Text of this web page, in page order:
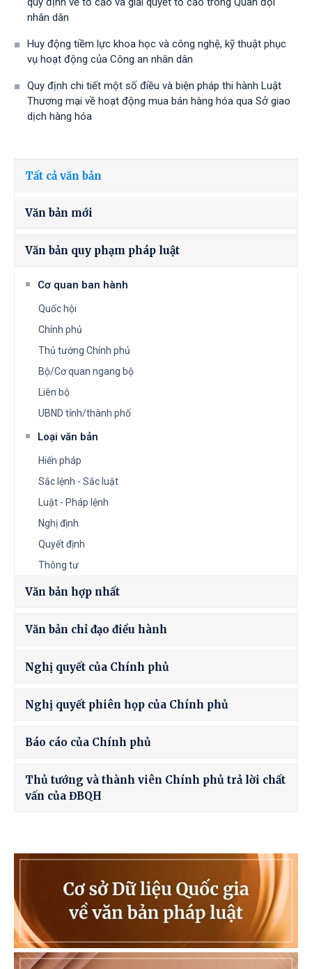
nhân dân
Huy động tiềm lực khoa học và công nghệ, kỹ thuật phục
vụ hoạt động của Công an nhân dân
Quy định chi tiết một số điều và biện pháp thi hành Luật
Thương mại về hoạt động mua bán hàng hóa qua Sở giao
dịch hàng hóa
Tất cả văn bản
Văn bản mới
Văn bản quy phạm pháp luật
Cơ quan ban hành
Quốc hội
Chính phủ
Thủ tướng Chính phủ
Bộ/Cơ quan ngang bộ
Liên bộ
UBND tỉnh/thành phố
Loại văn bản
Hiến pháp
Sắc lệnh - Sắc luật
Luật - Pháp lệnh
Nghị định
Quyết định
Thông tư
Văn bản hợp nhất
Văn bản chỉ đạo điều hành
Nghị quyết của Chính phủ
Nghị quyết phiên họp của Chính phủ
Báo cáo của Chính phủ
Thủ tướng và thành viên Chính phủ trả lời chất
vấn của ĐBQH